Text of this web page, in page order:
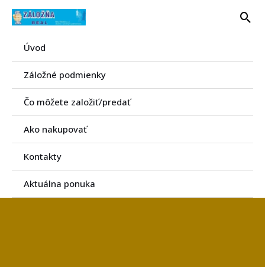
Preskočiť
Úvod
Záložné podmienky
Čo môžete založiť/predať
Ako nakupovať
Kontakty
Aktuálna ponuka